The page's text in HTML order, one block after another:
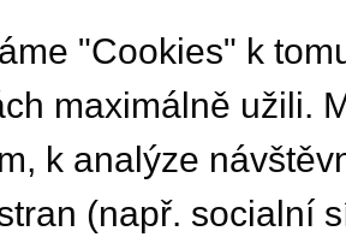
"Cookies" k
maximálně užili.
k analýze
(např. socialní